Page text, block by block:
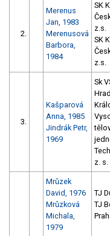
2.
Merenus
Jan, 1983
Merenusová
Barbora,
1984
SK
z.s.
SK
z.s.
3.
Kašparová
Anna, 1985
Jindrák Petr,
1969
Sk
z. s.
Mrůzek
David, 1976
Mrůzková
Michala,
1979
TJ
TJ